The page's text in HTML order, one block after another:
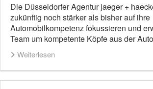
Die Düsseldorfer Agentur jaeger +
zukünftig noch stärker als bisher auf ihre
Automobilkompetenz fokussieren und
Team um kompetente Köpfe aus der
Weiterlesen